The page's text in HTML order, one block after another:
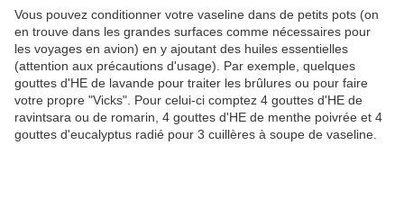
Vous pouvez conditionner votre vaseline dans de petits pots (on
en trouve dans les grandes surfaces comme nécessaires pour
les voyages en avion) en y ajoutant des huiles essentielles
(attention aux précautions d'usage). Par exemple, quelques
gouttes d'HE de lavande pour traiter les brûlures ou pour faire
votre propre "Vicks". Pour celui-ci comptez 4 gouttes d'HE de
ravintsara ou de romarin, 4 gouttes d'HE de menthe poivrée et 4
gouttes d'eucalyptus radié pour 3 cuillères à soupe de vaseline.